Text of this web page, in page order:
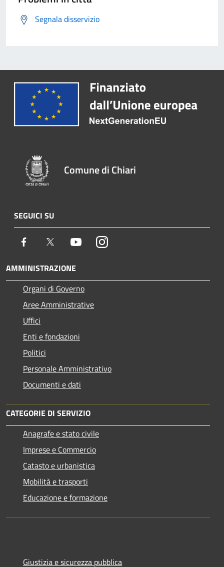
Segnala disservizio
Comune di Chiari
SEGUICI SU
Facebook Twitter YoutubeInstagram
AMMINISTRAZIONE
Organi di Governo
Aree Amministrative
Uffici
Enti e fondazioni
Politici
Personale Amministrativo
Documenti e dati
CATEGORIE DI SERVIZIO
Anagrafe e stato civile
Imprese e Commercio
Catasto e urbanistica
Mobilità e trasporti
Educazione e formazione
Giustizia e sicurezza pubblica